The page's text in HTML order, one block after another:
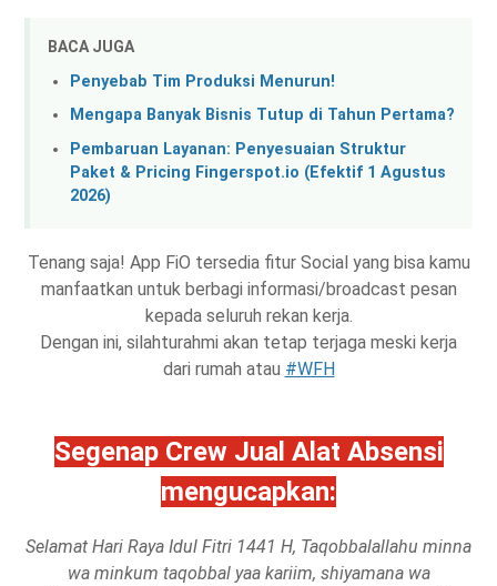
BACA JUGA
Penyebab Tim Produksi Menurun!
Mengapa Banyak Bisnis Tutup di Tahun Pertama?
Pembaruan Layanan: Penyesuaian Struktur
Paket & Pricing Fingerspot.io (Efektif 1 Agustus
2026)
Tenang saja! App FiO tersedia fitur Social yang bisa kamu
manfaatkan untuk berbagi informasi/broadcast pesan
kepada seluruh rekan kerja.
Dengan ini, silahturahmi akan tetap terjaga meski kerja
dari rumah atau #WFH
Segenap Crew Jual Alat Absensi
mengucapkan:
Selamat Hari Raya Idul Fitri 1441 H, Taqobbalallahu minna
wa minkum taqobbal yaa kariim, shiyamana wa